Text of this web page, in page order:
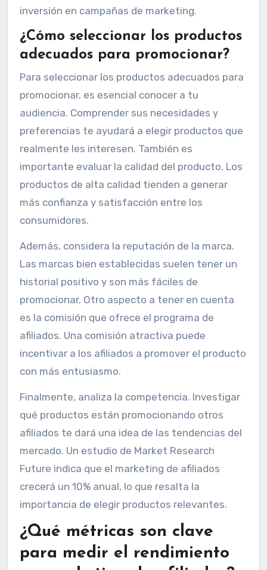
inversión en campañas de marketing.
¿Cómo seleccionar los productos
adecuados para promocionar?
Para seleccionar los productos adecuados para
promocionar, es esencial conocer a tu
audiencia. Comprender sus necesidades y
preferencias te ayudará a elegir productos que
realmente les interesen. También es
importante evaluar la calidad del producto. Los
productos de alta calidad tienden a generar
más confianza y satisfacción entre los
consumidores.
Además, considera la reputación de la marca.
Las marcas bien establecidas suelen tener un
historial positivo y son más fáciles de
promocionar. Otro aspecto a tener en cuenta
es la comisión que ofrece el programa de
afiliados. Una comisión atractiva puede
incentivar a los afiliados a promover el producto
con más entusiasmo.
Finalmente, analiza la competencia. Investigar
qué productos están promocionando otros
afiliados te dará una idea de las tendencias del
mercado. Un estudio de Market Research
Future indica que el marketing de afiliados
crecerá un 10% anual, lo que resalta la
importancia de elegir productos relevantes.
¿Qué métricas son clave
para medir el rendimiento